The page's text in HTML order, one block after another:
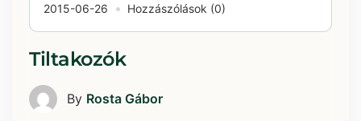
2015-06-26 Hozzászólások (0)
Tiltakozók
By Rosta Gábor